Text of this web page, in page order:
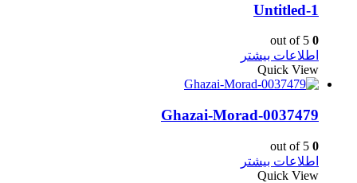
Untitled-1
0
اطلاعات بیشتر
Quick View
Ghazai-Morad-0037479
0
اطلاعات بیشتر
Quick View